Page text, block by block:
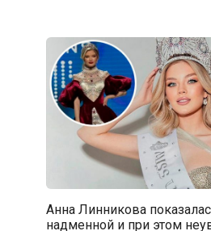
Анна Линникова
надменной и при этом